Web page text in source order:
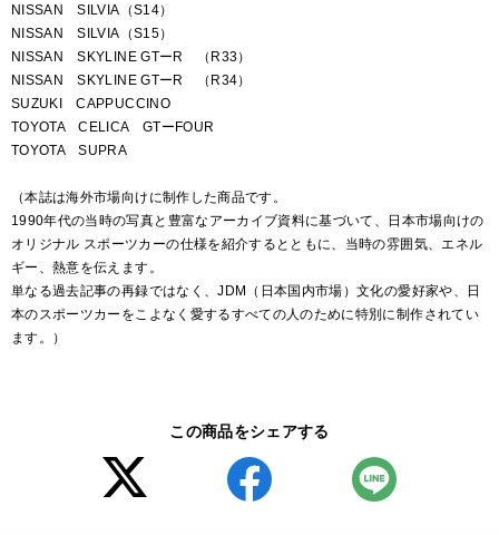
NISSAN SILVIA（S14）
NISSAN SILVIA（S15）
NISSAN SKYLINE GTーR （R33）
NISSAN SKYLINE GTーR （R34）
SUZUKI CAPPUCCINO
TOYOTA CELICA GTーFOUR
TOYOTA SUPRA
（本誌は海外市場向けに制作した商品です。
1990年代の当時の写真と豊富なアーカイブ資料に基づいて、日本市場向けの
オリジナル スポーツカーの仕様を紹介するとともに、当時の雰囲気、エネル
ギー、熱意を伝えます。
単なる過去記事の再録ではなく、JDM（日本国内市場）文化の愛好家や、日
本のスポーツカーをこよなく愛するすべての人のために特別に制作されてい
ます。）
この商品をシェアする